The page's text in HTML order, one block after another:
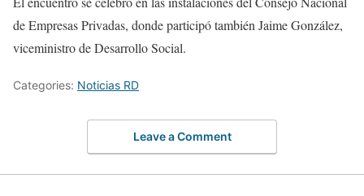
de Empresas Privadas, donde participó también Jaime González,
viceministro de Desarrollo Social.
Categories: Noticias RD
Leave a Comment